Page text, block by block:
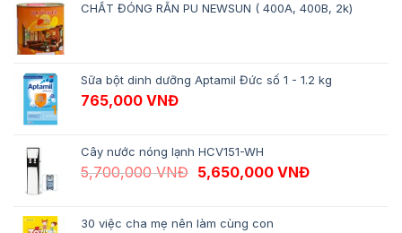
CHẤT ĐÓNG RẮN PU NEWSUN ( 400A, 400B, 2k)
Sữa bột dinh dưỡng Aptamil Đức số 1 - 1.2 kg
765,000 VNĐ
Cây nước nóng lạnh HCV151-WH
5,700,000VNĐ Giá gốc là: 5,700,000 VNĐ.
5,650,000 VNĐGiá hiện tại
30 việc cha mẹ nên làm cùng con